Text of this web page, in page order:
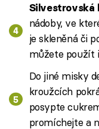
Silvestrovská
nádoby, ve
je skleněná či
můžete použít
Do jiné misky
kroužcích
posypte
promíchejte a